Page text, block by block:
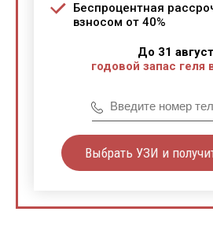
Беспроцентная
взносом от 40%
До 31
годовой запас геля
Выбрать УЗИ и